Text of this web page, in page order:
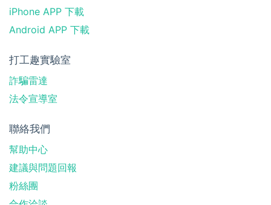
iPhone APP 下載
Android APP 下載
打工趣實驗室
詐騙雷達
法令宣導室
聯絡我們
幫助中心
建議與問題回報
粉絲團